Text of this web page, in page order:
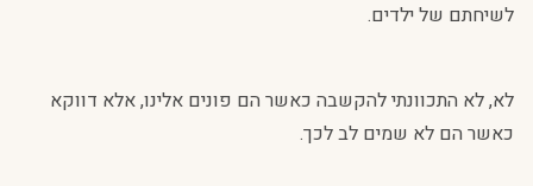
לשיחתם של ילדים.
לא, לא התכוונתי להקשבה כאשר הם פונים אלינו, אלא דווקא
כאשר הם לא שמים לב לכך.